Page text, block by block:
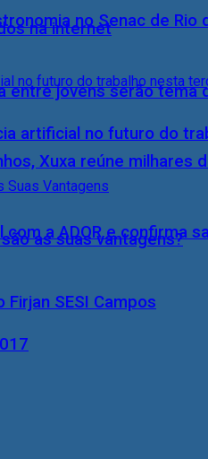
na internet
artificial no futuro do
as suas vantagens?
no Senac de Rio
entre jovens serão
Xuxa reúne milhares
a ADOR e confirma
SESI Campos